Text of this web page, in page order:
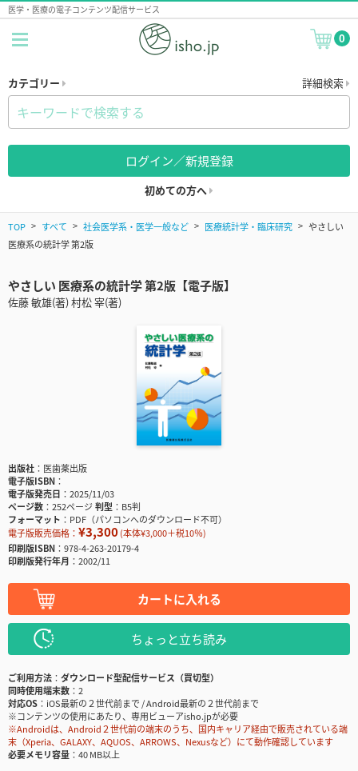
医学・医療の電子コンテンツ配信サービス
0
カテゴリー 詳細検索
ログイン／新規登録
初めての方へ
TOP すべて 社会医学系・医学一般など 医療統計学・臨床研究
やさしい
医療系の統計学 第2版
やさしい 医療系の統計学 第2版【電子版】
佐藤 敏雄(著) 村松 宰(著)
出版社
医歯薬出版
電子版ISBN
電子版発売日
2025/11/03
ページ数
252ページ判型
B5判
フォーマット
PDF（パソコンへのダウンロード不可）
電子版販売価格： ¥3,300(本体¥3,000＋税10％)
印刷版ISBN
978-4-263-20179-4
印刷版発行年月
2002/11
カートに入れる
ちょっと立ち読み
ご利用方法
ダウンロード型配信サービス（買切型）
同時使用端末数
2
対応OS
iOS最新の２世代前まで / Android最新の２世代前まで
※コンテンツの使用にあたり、専用ビューアisho.jpが必要
※Androidは、Android２世代前の端末のうち、国内キャリア経由で販売されている端
末（Xperia、GALAXY、AQUOS、ARROWS、Nexusなど）にて動作確認しています
必要メモリ容量
40 MB以上